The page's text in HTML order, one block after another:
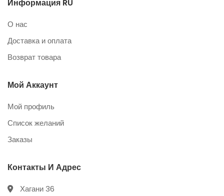
Информация RU
О нас
Доставка и оплата
Возврат товара
Мой Аккаунт
Мой профиль
Список желаний
Заказы
Контакты И Адрес
Хагани 36